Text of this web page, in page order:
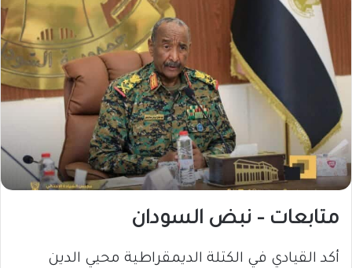
متابعات – نبض السودان
أكد القيادي في الكتلة الديمقراطية محيي الدين